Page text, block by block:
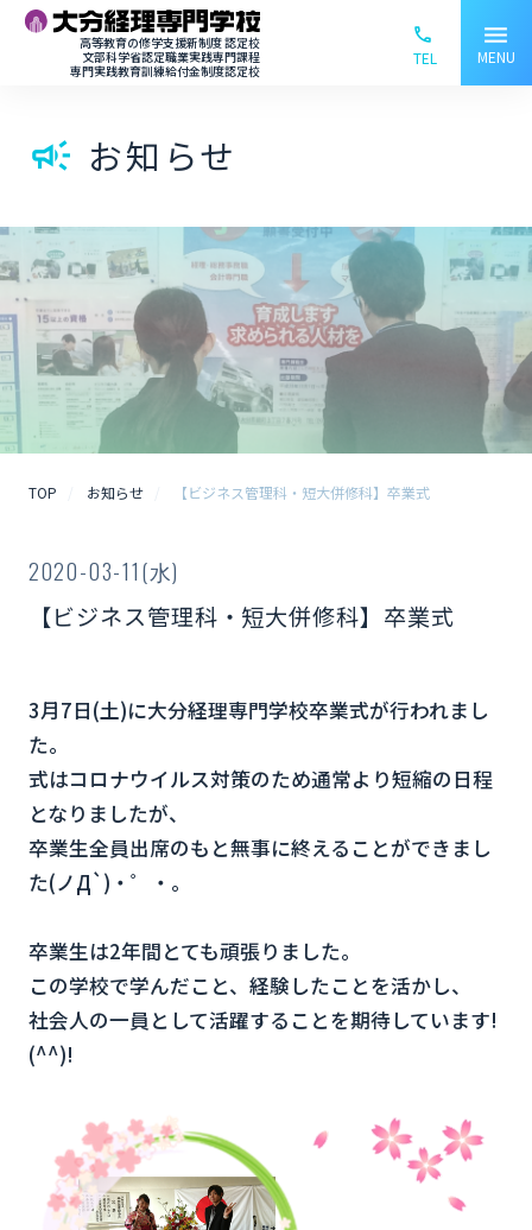
高等教育の修学支援新制度 認定校
文部科学省認定職業実践専門課程
専門実践教育訓練給付金制度認定校
TEL
menu
MENU
campaign お知らせ
TOP お知らせ 【ビジネス管理科・短大併修科】卒業式
2020-03-11(水)
【ビジネス管理科・短大併修科】卒業式
3月7日(土)に大分経理専門学校卒業式が行われまし
た。
式はコロナウイルス対策のため通常より短縮の日程
となりましたが、
卒業生全員出席のもと無事に終えることができまし
た(ノД`) ・゜・。
卒業生は2年間とても頑張りました。
この学校で学んだこと、経験したことを活かし、
社会人の一員として活躍することを期待しています!
(^^)!